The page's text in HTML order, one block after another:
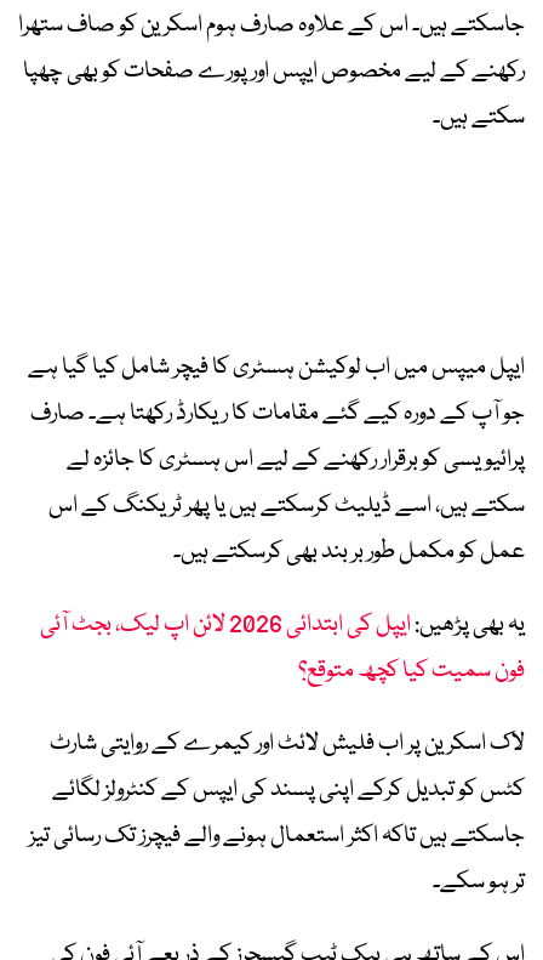
جاسکتے ہیں۔ اس کے علاوہ صارف ہوم اسکرین کو صاف ستھرا
رکھنے کے لیے مخصوص ایپس اور پورے صفحات کو بھی چھپا
سکتے ہیں۔
ایپل میپس میں اب لوکیشن ہسٹری کا فیچر شامل کیا گیا ہے
جو آپ کے دورہ کیے گئے مقامات کا ریکارڈ رکھتا ہے۔ صارف
پرائیویسی کو برقرار رکھنے کے لیے اس ہسٹری کا جائزہ لے
سکتے ہیں، اسے ڈیلیٹ کرسکتے ہیں یا پھر ٹریکنگ کے اس
عمل کو مکمل طور بر بند بھی کرسکتے ہیں۔
یہ بھی پڑھیں:
ایپل کی ابتدائی 2026 لائن اپ لیک، بجٹ آئی
فون سمیت کیا کچھ متوقع؟
لاک اسکرین پر اب فلیش لائٹ اور کیمرے کے روایتی شارٹ
کٹس کو تبدیل کرکے اپنی پسند کی ایپس کے کنٹرولز لگائے
جاسکتے ہیں تاکہ اکثر استعمال ہونے والے فیچرز تک رسائی تیز
تر ہو سکے۔